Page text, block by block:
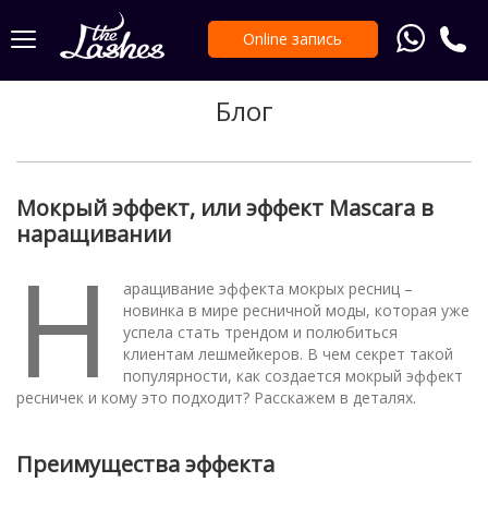
Online запись
Блог
Мокрый эффект, или эффект Mascara в
наращивании
Н
аращивание эффекта мокрых ресниц –
новинка в мире ресничной моды, которая уже
успела стать трендом и полюбиться
клиентам лешмейкеров. В чем секрет такой
популярности, как создается мокрый эффект
ресничек и кому это подходит? Расскажем в деталях.
Преимущества эффекта